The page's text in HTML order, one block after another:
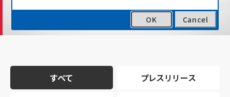
すべて プレスリリース
OK Cancel